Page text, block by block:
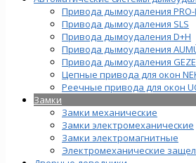
Привода дымоудаления PRO-
Привода дымоудаления SLS
Привода дымоудаления D+H
Привода дымоудаления
Привода дымоудаления GEZE
Цепные привода для окон
Реечные привода для окон
Замки
Замки механические
Замки электромеханические
Замки электромагнитные
Электромеханические